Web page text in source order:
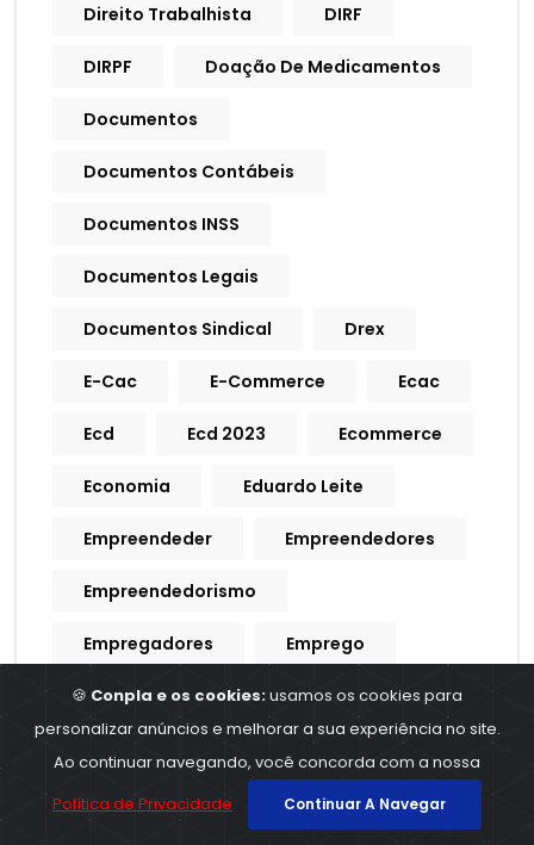
Direito Trabalhista DIRF
DIRPF Doação De Medicamentos
Documentos
Documentos Contábeis
Documentos INSS
Documentos Legais
Documentos Sindical Drex
E-Cac E-Commerce Ecac
Ecd Ecd 2023 Ecommerce
Economia Eduardo Leite
Empreendeder Empreendedores
Empreendedorismo
Empregadores Emprego
Empregos Empresa
Escala De Trabalho
🍪 Conpla e os cookies:usamos os cookies para
personalizar anúncios e melhorar a sua experiência no site.
Ao continuar navegando, você concorda com a nossa
Política de Privacidade
Continuar A Navegar